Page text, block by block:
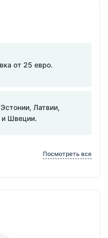
от 25 евро.
Латвии,
и Швеции.
Посмотреть все